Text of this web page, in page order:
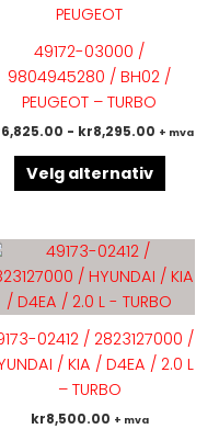
49172-03000 /
9804945280 / BH02 /
PEUGEOT – TURBO
6,825.00 - kr8,295.00 + mva
Velg alternativ
velges
02412 / 2823127000 /
/ KIA / D4EA / 2.0 L
– TURBO
kr8,500.00 + mva
har
flere